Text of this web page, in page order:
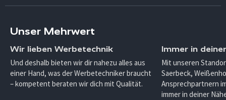
Unser Mehrwert
Wir lieben Werbetechnik
Und deshalb bieten wir dir nahezu alles aus
einer Hand, was der Werbetechniker braucht
– kompetent beraten wir dich mit Qualität.
Immer in
Mit unseren
Saerbeck,
Ansprechpartnern
immer in deiner